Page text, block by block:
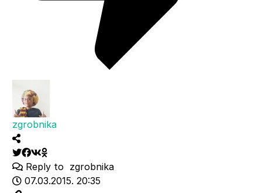
zgrobnika
Reply to zgrobnika
07.03.2015. 20:35